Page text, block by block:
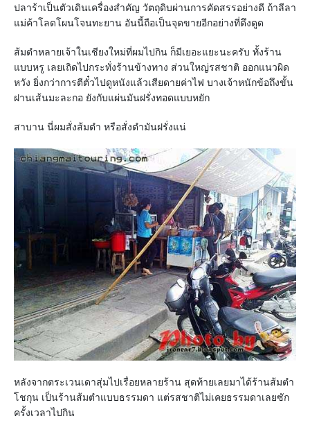
ปลาร้าเป็นตัวเดินเครื่องสำคัญ วัตถุดิบผ่านการคัดสรรอย่างดี ถ้าลีลา
แม่ค้าโลดโผนโจนทะยาน อันนี้ถือเป็นจุดขายอีกอย่างที่ดึงดูด
ส้มตำหลายเจ้าในเชียงใหม่ที่ผมไปกิน ก็มีเยอะแยะนะครับ ทั้งร้าน
แบบหรู เลยเถิดไปกระทั่งร้านข้างทาง ส่วนใหญ่รสชาติ ออกแนวผิด
หวัง ยิ่งกว่าการตีตั๋วไปดูหนังแล้วเสียดายค่าไฟ บางเจ้าหนักข้อถึงขั้น
ฝานเส้นมะละกอ ยังกับแผ่นมันฝรั่งทอดแบบหยัก
สาบาน นี่ผมสั่งส้มตำ หรือสั่งตำมันฝรั่งแน่
หลังจากตระเวนเดาสุ่มไปเรื่อยหลายร้าน สุดท้ายเลยมาได้ร้านส้มตำ
โชกุน เป็นร้านส้มตำแบบธรรมดา แต่รสชาติไม่เคยธรรมดาเลยซัก
ครั้งเวลาไปกิน